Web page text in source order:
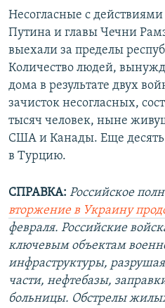
а
й
Несогласные с
Путина и главы Чечни
выехали за пределы
Количество людей,
дома в результате двух
зачисток несогласных,
тысяч человек, ныне
США и Канады. Еще десять
в Турцию.
СПРАВКА: Российское
вторжение в Украину
февраля. Российские
ключевым объектам
инфраструктуры,
части, нефтебазы,
больницы. Обстрелы